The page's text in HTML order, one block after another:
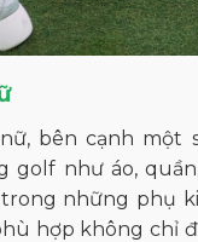
bên cạnh một
như áo, quần,
những phụ
hợp không chỉ